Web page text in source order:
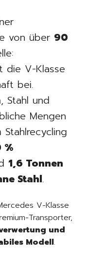
von über 90
die V-Klasse
bei.
Stahl und
Mengen
%
1,6 Tonnen
Stahl.
V-Klasse
Transporter,
und
Modell.